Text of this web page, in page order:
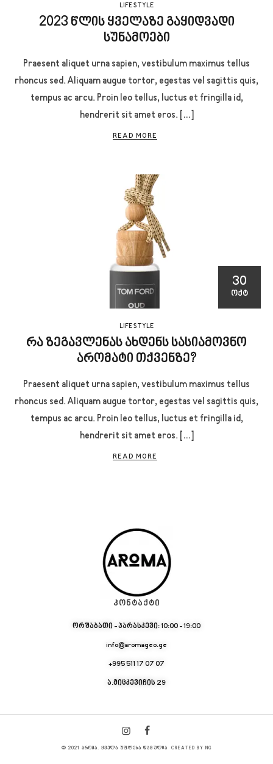
LIFE STYLE
2023 წლის ყველაზე გაყიდვადი
სუნამოები
Praesent aliquet urna sapien, vestibulum maximus tellus
rhoncus sed. Aliquam augue tortor, egestas vel sagittis quis,
tempus ac arcu. Proin leo tellus, luctus et fringilla id,
hendrerit sit amet eros. […]
READ MORE
30
ᲝᲥᲢ
LIFE STYLE
რა ზეგავლენას ახდენს სასიამოვნო
არომატი თქვენზე?
Praesent aliquet urna sapien, vestibulum maximus tellus
rhoncus sed. Aliquam augue tortor, egestas vel sagittis quis,
tempus ac arcu. Proin leo tellus, luctus et fringilla id,
hendrerit sit amet eros. […]
READ MORE
ᲙᲝᲜᲢᲐᲥᲢᲘ
ორშაბათი - პარასკევი: 10:00 - 19:00
info@aromageo.ge
+995 511 17 07 07
ა.მიცკევიჩის 29
© 2021 ᲐᲠᲝᲛᲐ. ᲧᲕᲔᲚᲐ ᲣᲤᲚᲔᲑᲐ ᲓᲐᲪᲣᲚᲘᲐ CREATED BY NG